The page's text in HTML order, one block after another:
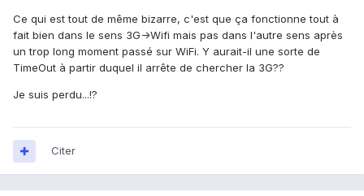
Ce qui est tout de même bizarre, c'est que ça fonctionne tout à
fait bien dans le sens 3G->Wifi mais pas dans l'autre sens après
un trop long moment passé sur WiFi. Y aurait-il une sorte de
TimeOut à partir duquel il arrête de chercher la 3G??
Je suis perdu...!?
Citer